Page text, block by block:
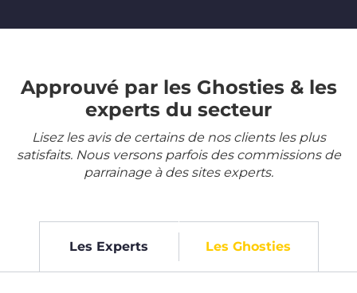
Approuvé par les Ghosties & les
experts du secteur
Lisez les avis de certains de nos clients les plus
satisfaits. Nous versons parfois des commissions de
parrainage à des sites experts.
Les Experts Les Ghosties